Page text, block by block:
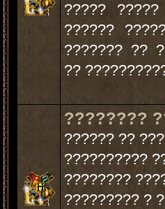
?????
??????
??????? ??
??
????????
?????? ??
??????????
????????
????????? ?